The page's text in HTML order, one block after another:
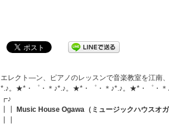
エレクト―ン、ピアノのレッスンで音楽教室を江南
*.♪。★*・゜・＊♪*.♪。★*・゜・＊♪*.♪。★*・゜・
┏♪
Music House Ogawa（ミュージックハウスオガ